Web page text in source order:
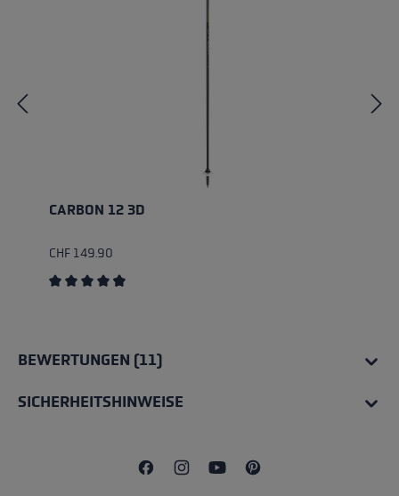
CARBON 12 3D
CHF 149.90
BEWERTUNGEN (11)
SICHERHEITSHINWEISE